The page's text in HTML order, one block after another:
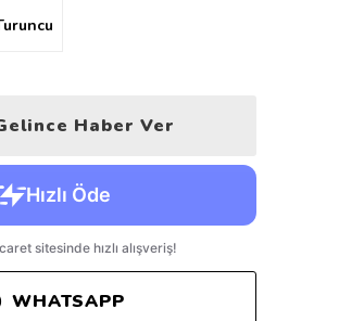
Haber Ver
WHATSAPP